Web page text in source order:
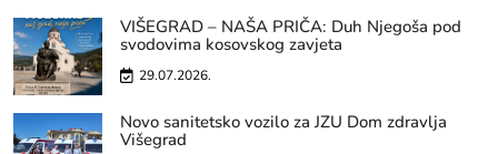
VIŠEGRAD – NAŠA PRIČA: Duh Njegoša pod
svodovima kosovskog zavjeta
29.07.2026.
Novo sanitetsko vozilo za JZU Dom zdravlja
Višegrad